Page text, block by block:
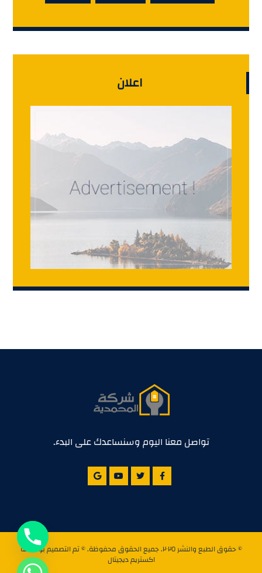
اعلان
تواصل معنا اليوم وسنساعدك على البدء.
© حقوق الطبع والنشر ٢٠٢٥. جميع الحقوق محفوظة. © تم التصميم بواسطة
اكستريم ديجيتال